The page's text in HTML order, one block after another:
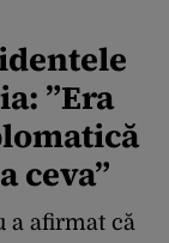
”Era
ceva”
a afirmat că